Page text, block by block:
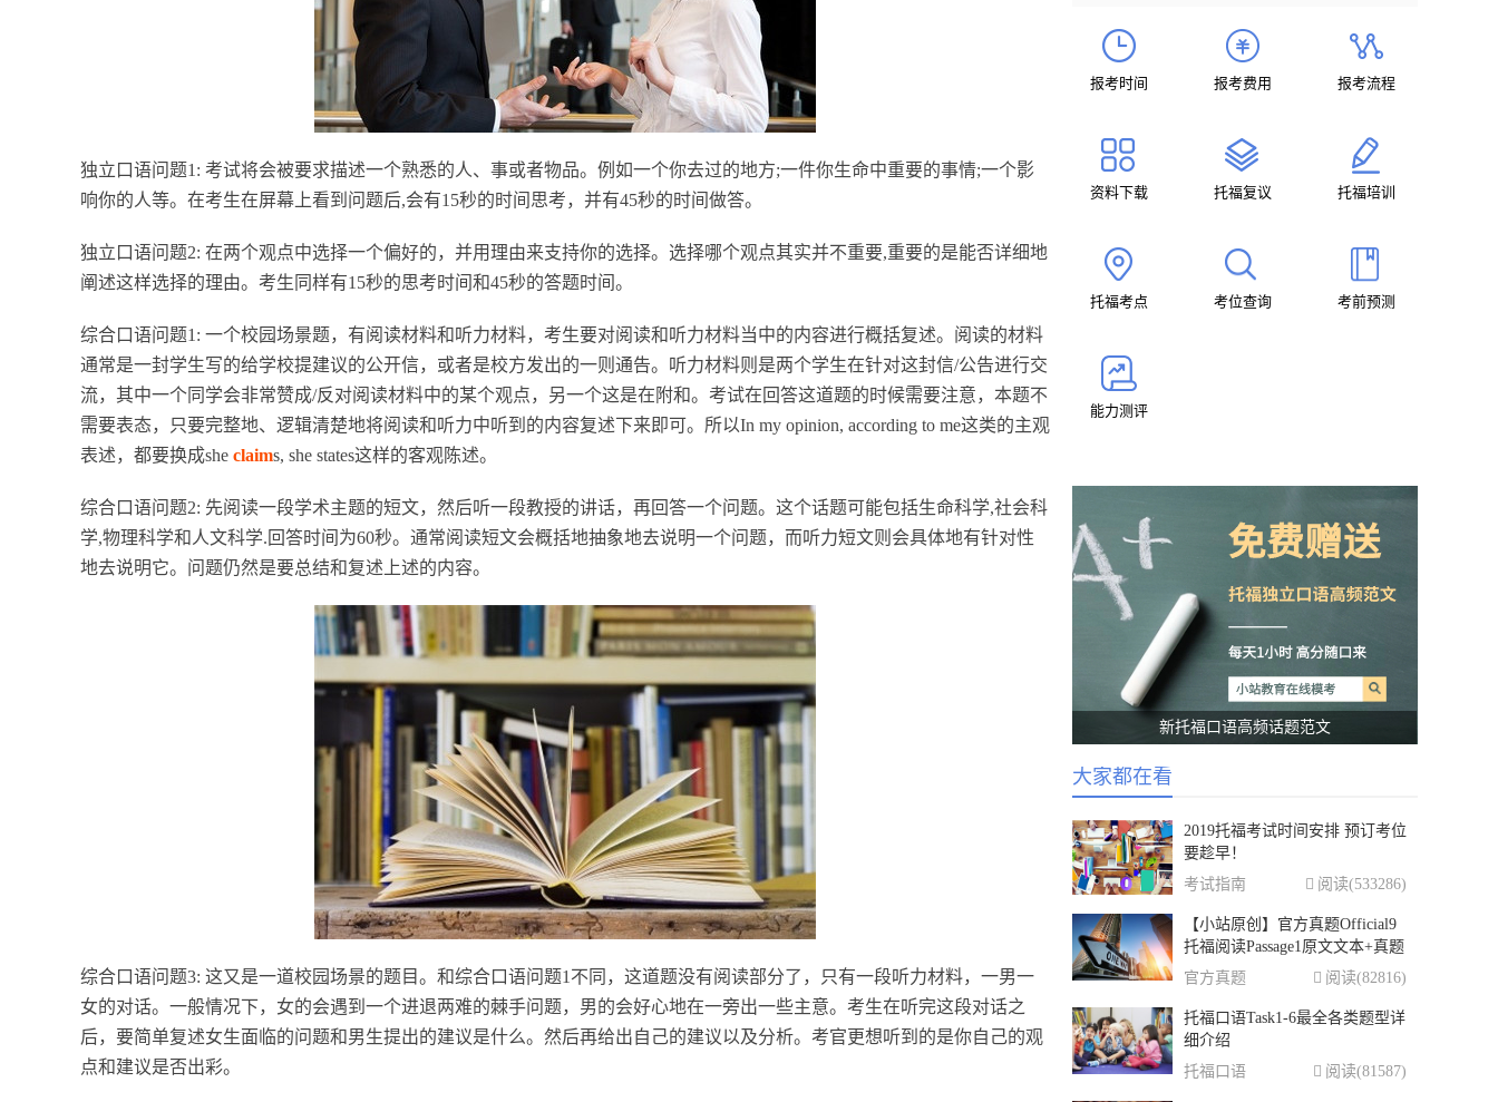
独立口语问题1: 考试将会被要求描述一个熟悉的人、事或者物品。例如一个你去过的地方;一件你生命中重要的事情;一个影
响你的人等。在考生在屏幕上看到问题后,会有15秒的时间思考，并有45秒的时间做答。
独立口语问题2: 在两个观点中选择一个偏好的，并用理由来支持你的选择。选择哪个观点其实并不重要,重要的是能否详细地
阐述这样选择的理由。考生同样有15秒的思考时间和45秒的答题时间。
综合口语问题1: 一个校园场景题，有阅读材料和听力材料，考生要对阅读和听力材料当中的内容进行概括复述。阅读的材料
通常是一封学生写的给学校提建议的公开信，或者是校方发出的一则通告。听力材料则是两个学生在针对这封信/公告进行交
流，其中一个同学会非常赞成/反对阅读材料中的某个观点，另一个这是在附和。考试在回答这道题的时候需要注意，本题不
需要表态，只要完整地、逻辑清楚地将阅读和听力中听到的内容复述下来即可。所以In my opinion, according to me这类的主观
表述，都要换成she claims, she states这样的客观陈述。
综合口语问题2: 先阅读一段学术主题的短文，然后听一段教授的讲话，再回答一个问题。这个话题可能包括生命科学,社会科
学,物理科学和人文科学.回答时间为60秒。通常阅读短文会概括地抽象地去说明一个问题，而听力短文则会具体地有针对性
地去说明它。问题仍然是要总结和复述上述的内容。
综合口语问题3: 这又是一道校园场景的题目。和综合口语问题1不同，这道题没有阅读部分了，只有一段听力材料，一男一
女的对话。一般情况下，女的会遇到一个进退两难的棘手问题，男的会好心地在一旁出一些主意。考生在听完这段对话之
后，要简单复述女生面临的问题和男生提出的建议是什么。然后再给出自己的建议以及分析。考官更想听到的是你自己的观
点和建议是否出彩。
报考时间 报考费用 报考流程
资料下载 托福复议 托福培训
托福考点 考位查询 考前预测
能力测评
新托福口语高频话题范文
大家都在看
2019托福考试时间安排 预订考位
要趁早！
考试指南
阅读(533286)
【小站原创】官方真题Official9
托福阅读Passage1原文文本+真题
+答案解析
官方真题 阅读(82816)
托福口语Task1-6最全各类题型详
细介绍
托福口语
阅读(81587)